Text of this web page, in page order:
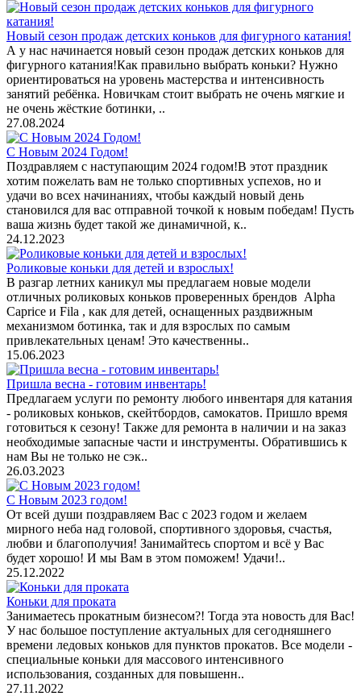
Новый сезон продаж детских коньков для фигурного катания!
А у нас начинается новый сезон продаж детских коньков для
фигурного катания!Как правильно выбрать коньки? Нужно
ориентироваться на уровень мастерства и интенсивность
занятий ребёнка. Новичкам стоит выбрать не очень мягкие и
не очень жёсткие ботинки, ..
27.08.2024
С Новым 2024 Годом!
Поздравляем с наступающим 2024 годом!В этот праздник
хотим пожелать вам не только спортивных успехов, но и
удачи во всех начинаниях, чтобы каждый новый день
становился для вас отправной точкой к новым победам! Пусть
ваша жизнь будет такой же динамичной, к..
24.12.2023
Роликовые коньки для детей и взрослых!
В разгар летних каникул мы предлагаем новые модели
отличных роликовых коньков проверенных брендов Alpha
Caprice и Fila , как для детей, оснащенных раздвижным
механизмом ботинка, так и для взрослых по самым
привлекательных ценам! Это качественны..
15.06.2023
Пришла весна - готовим инвентарь!
Предлагаем услуги по ремонту любого инвентаря для катания
- роликовых коньков, скейтбордов, самокатов. Пришло время
готовиться к сезону! Также для ремонта в наличии и на заказ
необходимые запасные части и инструменты. Обратившись к
нам Вы не только не сэк..
26.03.2023
С Новым 2023 годом!
От всей души поздравляем Вас с 2023 годом и желаем
мирного неба над головой, спортивного здоровья, счастья,
любви и благополучия! Занимайтесь спортом и всё у Вас
будет хорошо! И мы Вам в этом поможем! Удачи!..
25.12.2022
Коньки для проката
Занимаетесь прокатным бизнесом?! Тогда эта новость для Вас!
У нас большое поступление актуальных для сегодняшнего
времени ледовых коньков для пунктов прокатов. Все модели -
специальные коньки для массового интенсивного
использования, созданных для повышенн..
27.11.2022